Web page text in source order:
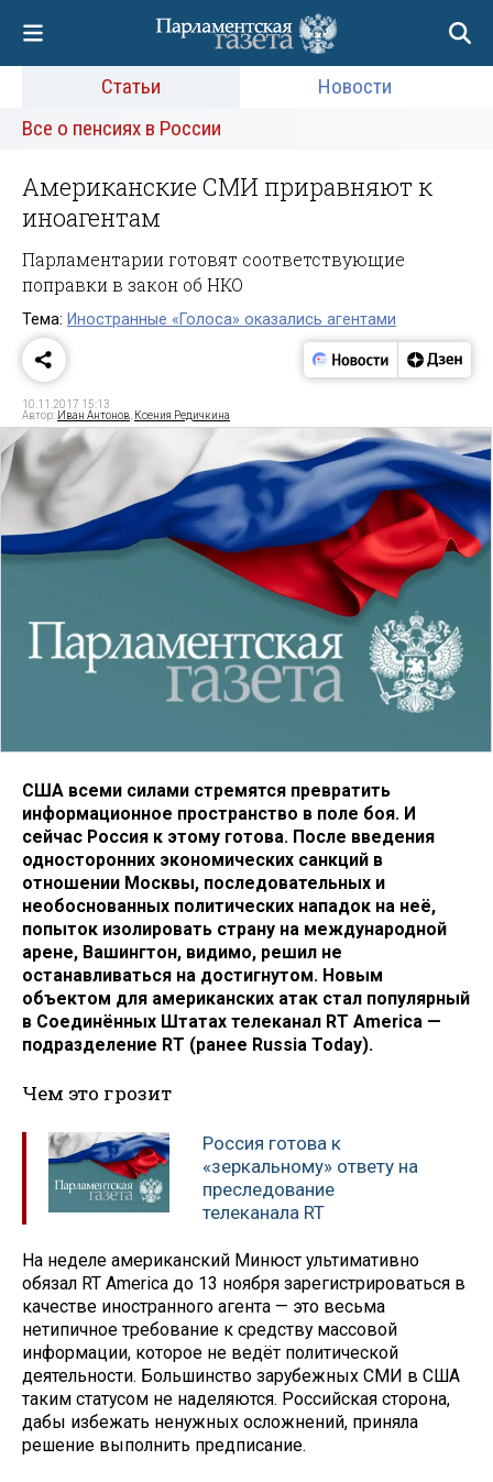
Статьи
Новости
Все о пенсиях в России
Американские СМИ приравняют к
иноагентам
Парламентарии готовят соответствующие
поправки в закон об НКО
Тема: Иностранные «Голоса» оказались агентами
10.11.2017 15:13
Автор: Иван Антонов Ксения Редичкина
США всеми силами стремятся превратить
информационное пространство в поле боя. И
сейчас Россия к этому готова. После введения
односторонних экономических санкций в
отношении Москвы, последовательных и
необоснованных политических нападок на неё,
попыток изолировать страну на международной
арене, Вашингтон, видимо, решил не
останавливаться на достигнутом. Новым
объектом для американских атак стал популярный
в Соединённых Штатах телеканал RT America —
подразделение RT (ранее Russia Today).
Чем это грозит
Россия готова к
«зеркальному» ответу на
преследование
телеканала RT
На неделе американский Минюст ультимативно
обязал RT America до 13 ноября зарегистрироваться в
качестве иностранного агента — это весьма
нетипичное требование к средству массовой
информации, которое не ведёт политической
деятельности. Большинство зарубежных СМИ в США
таким статусом не наделяются. Российская сторона,
дабы избежать ненужных осложнений, приняла
решение выполнить предписание.